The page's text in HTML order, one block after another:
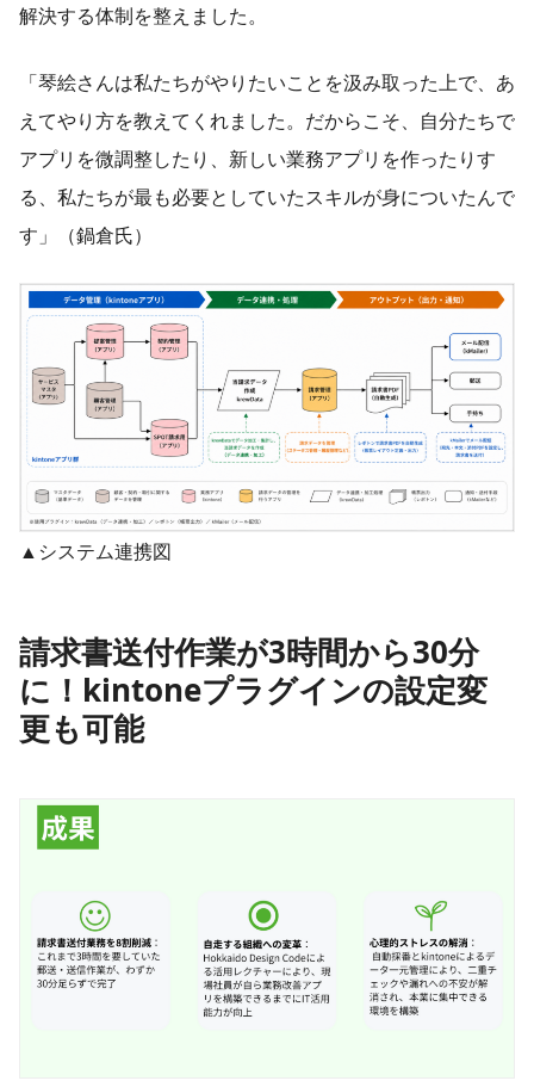
解決する体制を整えました。
「琴絵さんは私たちがやりたいことを汲み取った上で、あ
えてやり方を教えてくれました。だからこそ、自分たちで
アプリを微調整したり、新しい業務アプリを作ったりす
る、私たちが最も必要としていたスキルが身についたんで
す」（鍋倉氏）
▲システム連携図
請求書送付作業が3時間から30分
に！kintoneプラグインの設定変
更も可能